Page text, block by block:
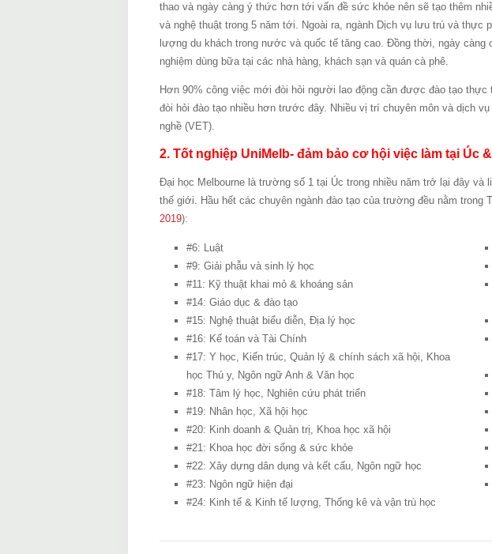
thao và ngày càng ý thức hơn tới vấn đề sức khỏe nên sẽ tạo thêm
và nghệ thuật trong 5 năm tới. Ngoài ra, ngành Dịch vụ lưu trú và thực
lượng du khách trong nước và quốc tế tăng cao. Đồng thời, ngày
nghiệm dùng bữa tại các nhà hàng, khách sạn và quán cà phê.
Hơn 90% công việc mới đòi hỏi người lao động cần được đào tạo
đòi hỏi đào tạo nhiều hơn trước đây. Nhiều vị trí chuyên môn và dịch
nghề (VET).
2. Tốt nghiệp UniMelb- đảm bảo cơ hội việc làm tại Úc
Đại học Melbourne là trường số 1 tại Úc trong nhiều năm trở lại đây và
thế giới. Hầu hết các chuyên ngành đào tạo của trường đều nằm trong
2019):
#6: Luật
#9: Giải phẫu và sinh lý học
#11: Kỹ thuật khai mỏ & khoáng sản
#14: Giáo dục & đào tạo
#15: Nghệ thuật biểu diễn, Địa lý học
#16: Kế toán và Tài Chính
#17: Y học, Kiến trúc, Quản lý & chính sách xã hội, Khoa
học Thú y, Ngôn ngữ Anh & Văn học
#18: Tâm lý học, Nghiên cứu phát triển
#19: Nhân học, Xã hội học
#20: Kinh doanh & Quản trị, Khoa học xã hội
#21: Khoa học đời sống & sức khỏe
#22: Xây dựng dân dụng và kết cấu, Ngôn ngữ học
#23: Ngôn ngữ hiện đại
#24: Kinh tế & Kinh tế lượng, Thống kê và vận trù học